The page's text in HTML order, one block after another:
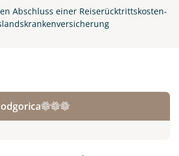
Abschluss einer Reiserücktrittskosten-